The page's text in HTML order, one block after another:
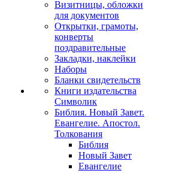
Визитницы, обложки
для документов
Открытки, грамоты,
конверты
поздравительные
Закладки, наклейки
Наборы
Бланки свидетельств
Книги издательства
Символик
Библия. Новый Завет.
Евангелие. Апостол.
Толкования
Библия
Новый Завет
Евангелие